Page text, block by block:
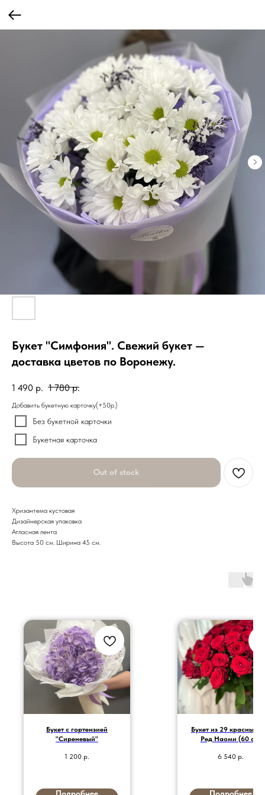
Букет "Симфония". Свежий букет —
доставка цветов по Воронежу.
1 490 р. 1 780 р.
Добавить букетную карточку(+50р.)
Без букетной карточки
Букетная карточка
Out of stock
Хризантема кустовая
Дизайнерская упаковка
Атласная лента
Высота 50 см. Ширина 45 см.
Букет с гортензией
"Сиреневый"
1 200 р.
Подробнее
Букет из 29 красных
Ред Наоми (60 см)
6 540 р.
Подробнее